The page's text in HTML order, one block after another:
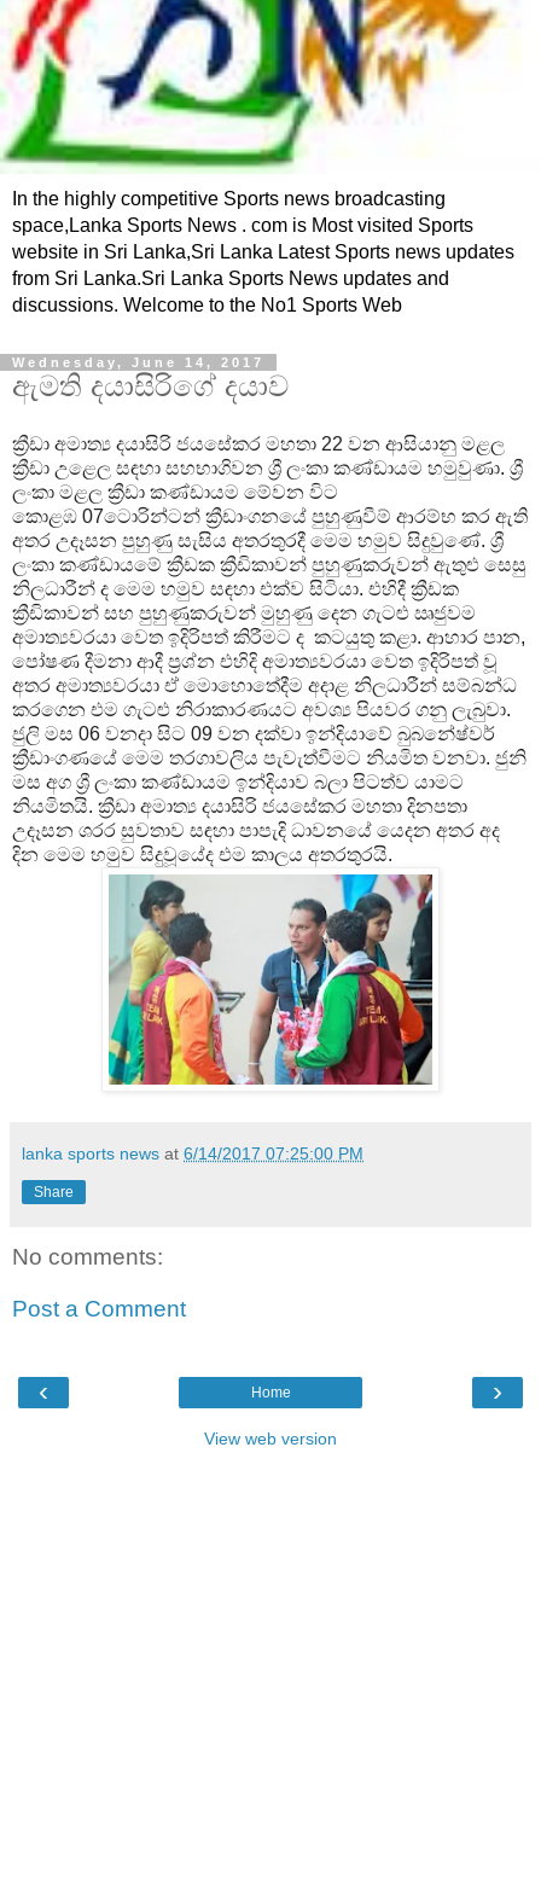
In the highly competitive Sports news broadcasting
space,Lanka Sports News . com is Most visited Sports
website in Sri Lanka,Sri Lanka Latest Sports news updates
from Sri Lanka.Sri Lanka Sports News updates and
discussions. Welcome to the No1 Sports Web
Wednesday, June 14, 2017
ඇමති දයාසිරිගේ දයාව
ක්‍රීඩා අමාත්‍ය දයාසිරි ජයසේකර මහතා 22 වන ආසියානු මළල
ක්‍රීඩා උළෙල සඳහා සහභාගිවන ශ්‍රී ලංකා කණ්ඩායම හමුවුණා. ශ්‍රී
ලංකා මළල ක්‍රීඩා කණ්ඩායම මේවන විට
කොළඹ 07ටොරින්ටන් ක්‍රීඩාංගනයේ පුහුණුවීම් ආරම්භ කර ඇති
අතර උදෑසන පුහුණු සැසිය අතරතුරදී මෙම හමුව සිදුවුණේ. ශ්‍රී
ලංකා කණ්ඩායමේ ක්‍රීඩක ක්‍රීඩිකාවන් පුහුණුකරුවන් ඇතුළු සෙසු
නිලධාරීන් ද මෙම හමුව සඳහා එක්ව සිටියා. එහිදී ක්‍රීඩක
ක්‍රීඩිකාවන් සහ පුහුණුකරුවන් මුහුණු දෙන ගැටළු ඍජුවම
අමාත්‍යවරයා වෙත ඉදිරිපත් කිරීමට ද කටයුතු කළා. ආහාර පාන,
පෝෂණ දීමනා ආදී ප්‍රශ්න එහිදි අමාත්‍යවරයා වෙත ඉදිරිපත් වූ
අතර අමාත්‍යවරයා ඒ මොහොතේදීම අදාළ නිලධාරීන් සම්බන්ධ
කරගෙන එම ගැටළු නිරාකාරණයට අවශ්‍ය පියවර ගනු ලැබුවා.
ජුලි මස 06 වනදා සිට 09 වන දක්වා ඉන්දියාවේ බුබනේෂ්වර්
ක්‍රීඩාංගණයේ මෙම තරගාවලිය පැවැත්වීමට නියමිත වනවා. ජුනි
මස අග ශ්‍රී ලංකා කණ්ඩායම ඉන්දියාව බලා පිටත්ව යාමට
නියමිතයි. ක්‍රීඩා අමාත්‍ය දයාසිරි ජයසේකර මහතා දිනපතා
උදෑසන ශරර සුවතාව සඳහා පාපැදි ධාවනයේ යෙදන අතර අද
දින මෙම හමුව සිදුවූයේද එම කාලය අතරතුරයි.
lanka sports news at 6/14/2017 07:25:00 PM
Share
No comments:
Post a Comment
‹ ›
Home
View web version